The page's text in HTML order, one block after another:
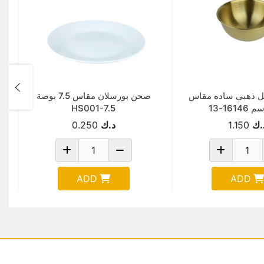
ذهبي ساده مقاس
1.150
ADD
صحن بورسلان مقاس 7.5 بوصة
HS001-7.5
د.ك 0.250
ADD